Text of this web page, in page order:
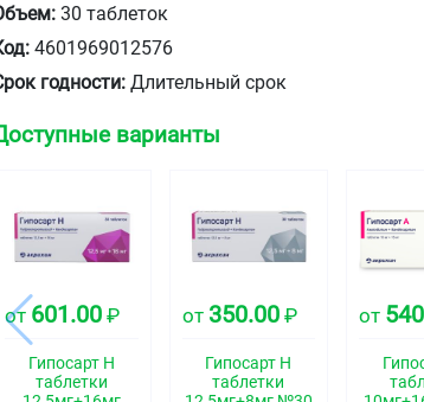
30 таблеток
4601969012576
годности: Длительный срок
варианты
от 601.00 ₽
Гипосарт Н
таблетки
от 350.00₽
Гипосарт Н
таблетки
от